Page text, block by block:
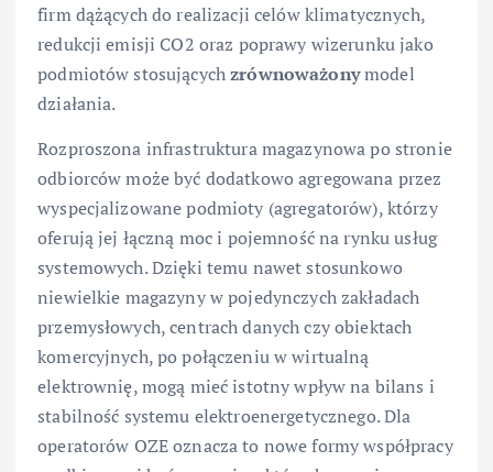
firm dążących do realizacji celów klimatycznych,
redukcji emisji CO2 oraz poprawy wizerunku jako
podmiotów stosującychzrównoważonymodel
działania.
Rozproszona infrastruktura magazynowa po stronie
odbiorców może być dodatkowo agregowana przez
wyspecjalizowane podmioty (agregatorów), którzy
oferują jej łączną moc i pojemność na rynku usług
systemowych. Dzięki temu nawet stosunkowo
niewielkie magazyny w pojedynczych zakładach
przemysłowych, centrach danych czy obiektach
komercyjnych, po połączeniu w wirtualną
elektrownię, mogą mieć istotny wpływ na bilans i
stabilność systemu elektroenergetycznego. Dla
operatorów OZE oznacza to nowe formy współpracy